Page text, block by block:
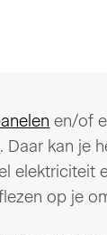
en/of
. Daar kan je
elektriciteit
op je